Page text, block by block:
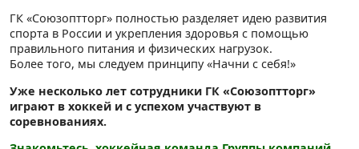
ГК «Союзоптторг» полностью разделяет идею развития
спорта в России и укрепления здоровья с помощью
правильного питания и физических нагрузок.
Более того, мы следуем принципу «Начни с себя!»
Уже несколько лет сотрудники ГК «Союзоптторг»
играют в хоккей и с успехом участвуют в
соревнованиях.